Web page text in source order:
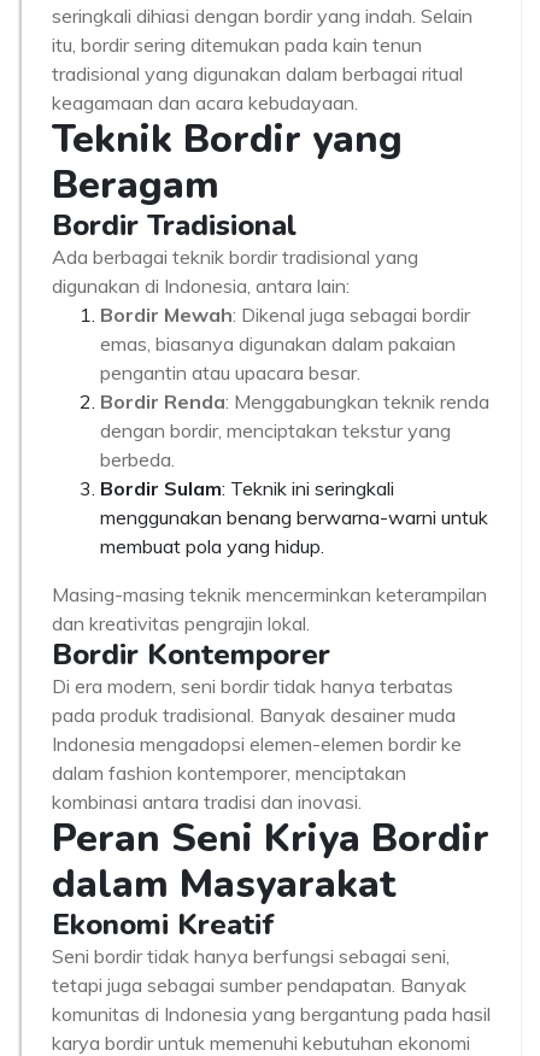
seringkali dihiasi dengan bordir yang indah. Selain
itu, bordir sering ditemukan pada kain tenun
tradisional yang digunakan dalam berbagai ritual
keagamaan dan acara kebudayaan.
Teknik Bordir yang
Beragam
Bordir Tradisional
Ada berbagai teknik bordir tradisional yang
digunakan di Indonesia, antara lain:
Bordir Mewah: Dikenal juga sebagai bordir
emas, biasanya digunakan dalam pakaian
pengantin atau upacara besar.
Bordir Renda: Menggabungkan teknik renda
dengan bordir, menciptakan tekstur yang
berbeda.
Bordir Sulam: Teknik ini seringkali
menggunakan benang berwarna-warni untuk
membuat pola yang hidup.
Masing-masing teknik mencerminkan keterampilan
dan kreativitas pengrajin lokal.
Bordir Kontemporer
Di era modern, seni bordir tidak hanya terbatas
pada produk tradisional. Banyak desainer muda
Indonesia mengadopsi elemen-elemen bordir ke
dalam fashion kontemporer, menciptakan
kombinasi antara tradisi dan inovasi.
Peran Seni Kriya Bordir
dalam Masyarakat
Ekonomi Kreatif
Seni bordir tidak hanya berfungsi sebagai seni,
tetapi juga sebagai sumber pendapatan. Banyak
komunitas di Indonesia yang bergantung pada hasil
karya bordir untuk memenuhi kebutuhan ekonomi